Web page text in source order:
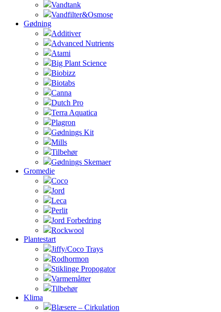
Vandtank
Vandfilter&Osmose
Gødning
Additiver
Advanced Nutrients
Atami
Big Plant Science
Biobizz
Biotabs
Canna
Dutch Pro
Terra Aquatica
Plagron
Gødnings Kit
Mills
Tilbehør
Gødnings Skemaer
Gromedie
Coco
Jord
Leca
Perlit
Jord Forbedring
Rockwool
Plantestart
Jiffy/Coco Trays
Rodhormon
Stiklinge Propogator
Varmemåtter
Tilbehør
Klima
Blæsere – Cirkulation